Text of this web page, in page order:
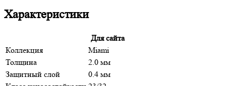
Характеристики
Для сайта
Коллекция
Miami
Толщина
2.0 мм
Защитный слой
0.4 мм